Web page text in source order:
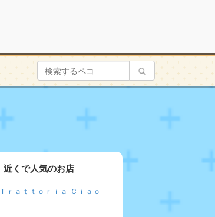
近くで人気のお店
Ｔｒａｔｔｏｒｉａ Ｃｉａｏ